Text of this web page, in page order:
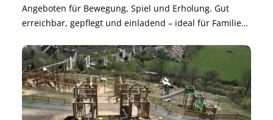
Angeboten für Bewegung, Spiel und Erholung. Gut
erreichbar, gepflegt und einladend – ideal für Familien,
oder einen ganzen Nachmittag im Grünen.